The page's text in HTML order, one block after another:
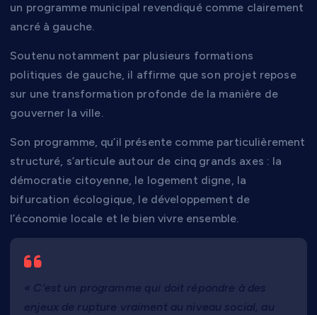
un programme municipal revendiqué comme clairement
ancré à gauche.
Soutenu notamment par plusieurs formations
politiques de gauche, il affirme que son projet repose
sur une transformation profonde de la manière de
gouverner la ville.
Son programme, qu’il présente comme particulièrement
structuré, s’articule autour de cinq grands axes : la
démocratie citoyenne, le logement digne, la
bifurcation écologique, le développement de
l’économie locale et le bien vivre ensemble.
« C’est un programme qui doit répondre à des
enjeux de rupture vraiment au niveau social, au